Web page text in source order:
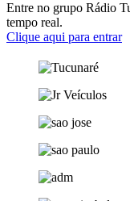
Entre no grupo Rádio
tempo real.
Clique aqui para entrar